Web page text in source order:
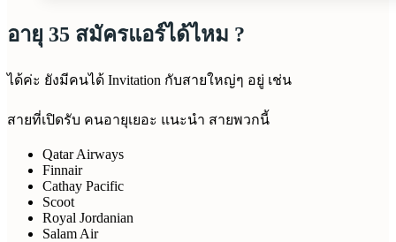
อายุ 35 สมัครแอร์ได้ไหม ?
ได้ค่ะ ยังมีคนได้ Invitation กับสายใหญ่ๆ อยู่ เช่น
สายที่เปิดรับ คนอายุเยอะ แนะนำ สายพวกนี้
Qatar Airways
Finnair
Cathay Pacific
Scoot
Royal Jordanian
Salam Air